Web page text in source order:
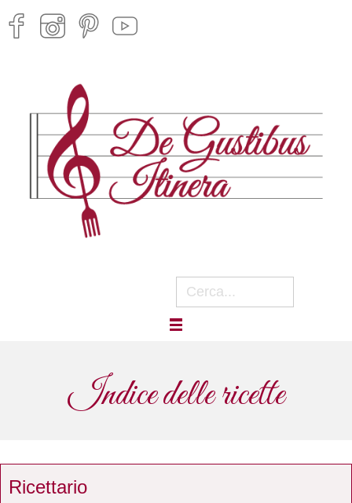
Indice delle ricette
Ricettario